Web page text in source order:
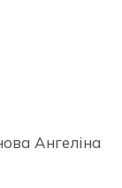
Ангеліна